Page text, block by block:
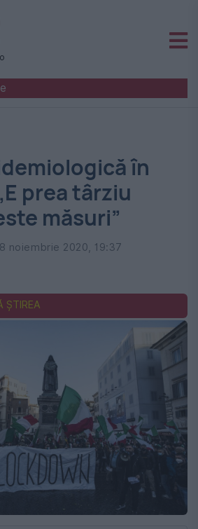
în
prea târziu
măsuri”
8 noiembrie 2020, 19:37
ȘTIREA